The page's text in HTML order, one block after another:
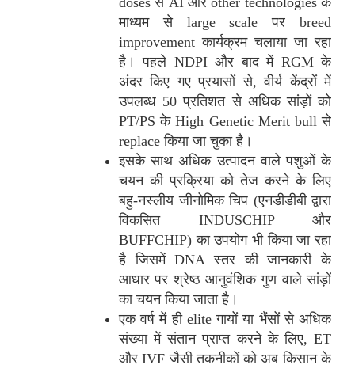
माध्यम से large scale पर breed
improvement कार्यक्रम चलाया जा रहा
है। पहले NDPI और बाद में RGM के
अंदर किए गए प्रयासों से, वीर्य केंद्रों में
उपलब्ध 50 प्रतिशत से अधिक सांड़ों को
PT/PS के High Genetic Merit bull से
replace किया जा चुका है।
इसके साथ अधिक उत्पादन वाले पशुओं के
चयन की प्रक्रिया को तेज करने के लिए
बहु-नस्लीय जीनोमिक चिप (एनडीडीबी द्वारा
विकसित INDUSCHIP और
BUFFCHIP) का उपयोग भी किया जा रहा
है जिसमें DNA स्तर की जानकारी के
आधार पर श्रेष्ठ आनुवंशिक गुण वाले सांड़ों
का चयन किया जाता है।
एक वर्ष में ही elite गायों या भैंसों से अधिक
संख्या में संतान प्राप्त करने के लिए, ET
और IVF जैसी तकनीकों को अब किसान के